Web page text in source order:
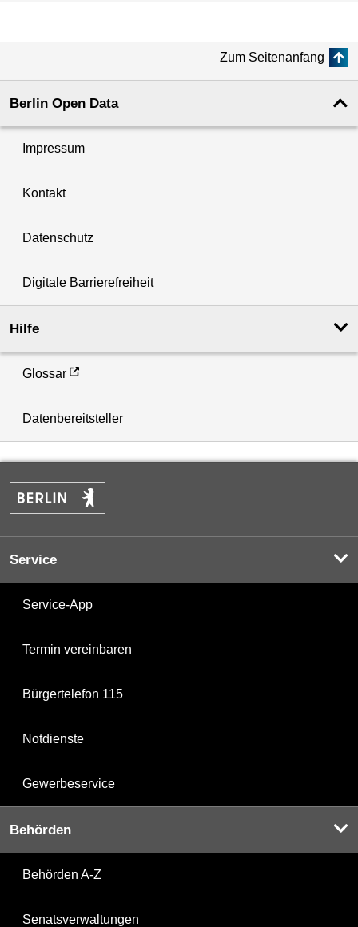
Zum Seitenanfang
Berlin Open Data
Impressum
Kontakt
Datenschutz
Digitale Barrierefreiheit
Hilfe
Glossar
Datenbereitsteller
Service
Service-App
Termin vereinbaren
Bürgertelefon 115
Notdienste
Gewerbeservice
Behörden
Behörden A-Z
Senatsverwaltungen